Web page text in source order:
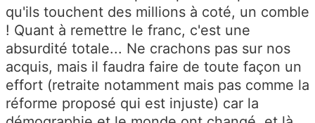
qu'ils touchent des millions à coté, un comble
! Quant à remettre le franc, c'est une
absurdité totale... Ne crachons pas sur nos
acquis, mais il faudra faire de toute façon un
effort (retraite notamment mais pas comme la
réforme proposé qui est injuste) car la